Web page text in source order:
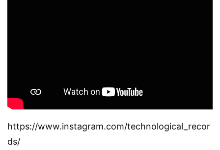
https://www.instagram.com/technological_recor
ds/